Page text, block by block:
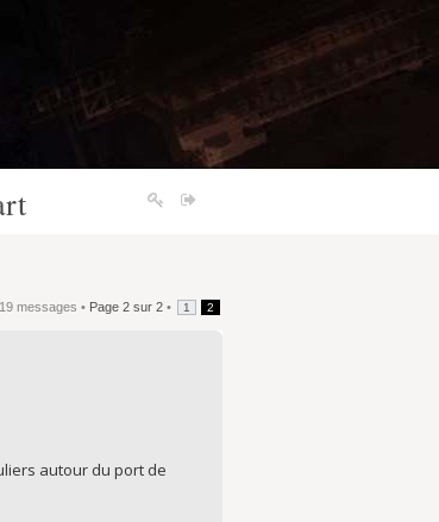
19 messages • Page 2 sur 2 • 1 2
autour du port de